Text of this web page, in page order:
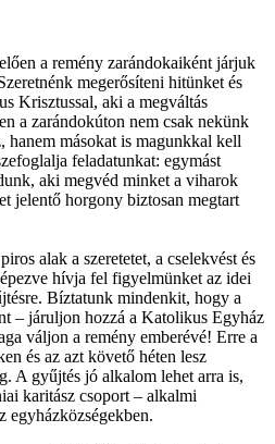
a remény zarándokaiként járjuk
megerősíteni hitünket és
Krisztussal, aki a megváltás
a zarándokúton nem csak nekünk
másokat is magunkkal kell
feladatunkat: egymást
aki megvéd minket a viharok
jelentő horgony biztosan megtart
alak a szeretetet, a cselekvést és
hívja fel figyelmünket az idei
Bíztatunk mindenkit, hogy a
– járuljon hozzá a Katolikus Egyház
váljon a remény emberévé! Erre a
és az azt követő héten lesz
A gyűjtés jó alkalom lehet arra is,
karitász csoport – alkalmi
egyházközségekben.